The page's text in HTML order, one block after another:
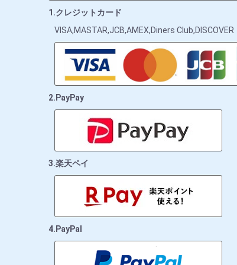
1.クレジットカード
VISA,MASTAR,JCB,AMEX,Diners Club,DISCOVER
2.PayPay
3.楽天ペイ
4.PayPal